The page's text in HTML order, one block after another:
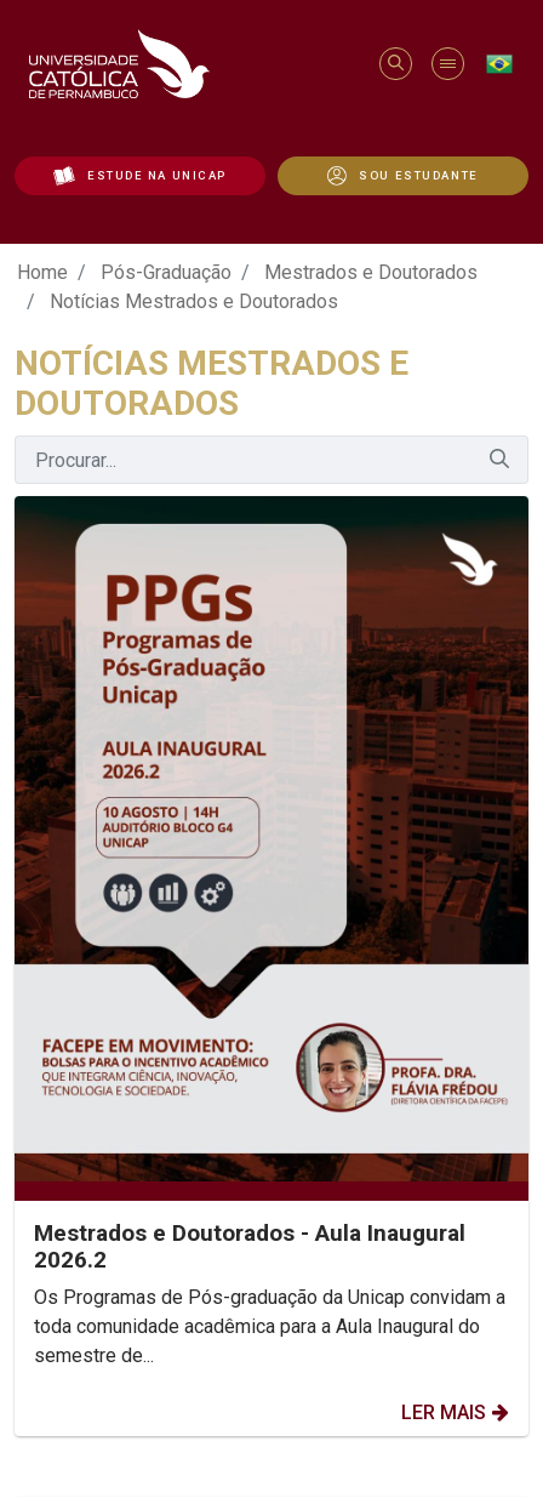
ESTUDE NA UNICAP SOU ESTUDANTE
Notícias Mestrados e Doutorados -
Home Pós-Graduação
Mestrados e Doutorados
Notícias Mestrados e Doutorados
NOTÍCIAS MESTRADOS E
DOUTORADOS
Mestrados e Doutorados - Aula Inaugural
2026.2
Os Programas de Pós-graduação da Unicap convidam a
toda comunidade acadêmica para a Aula Inaugural do
semestre de...
LER MAIS